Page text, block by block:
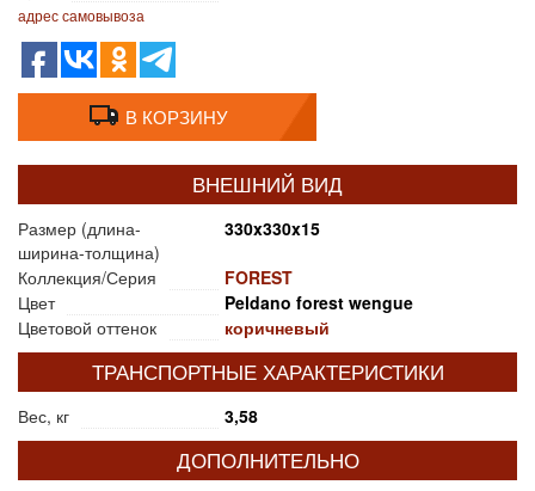
адрес самовывоза
В КОРЗИНУ
ВНЕШНИЙ ВИД
Размер (длина-
ширина-толщина)
330x330x15
Коллекция/Серия
FOREST
Цвет
Peldano forest wengue
Цветовой оттенок
коричневый
ТРАНСПОРТНЫЕ ХАРАКТЕРИСТИКИ
Вес, кг 3,58
ДОПОЛНИТЕЛЬНО